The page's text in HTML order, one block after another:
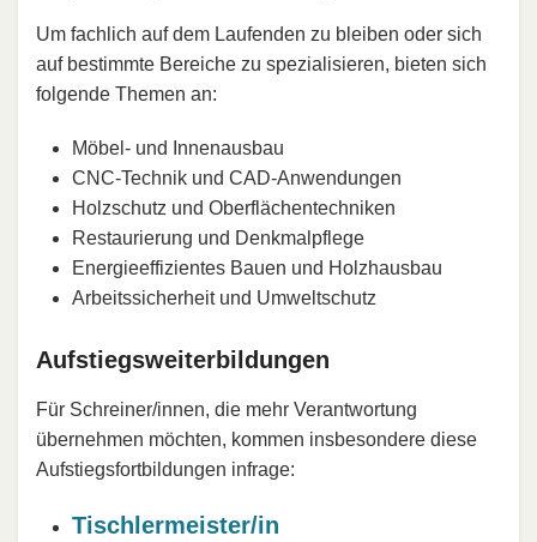
Um fachlich auf dem Laufenden zu bleiben oder sich
auf bestimmte Bereiche zu spezialisieren, bieten sich
folgende Themen an:
Möbel- und Innenausbau
CNC-Technik und CAD-Anwendungen
Holzschutz und Oberflächentechniken
Restaurierung und Denkmalpflege
Energieeffizientes Bauen und Holzhausbau
Arbeitssicherheit und Umweltschutz
Aufstiegsweiterbildungen
Für Schreiner/innen, die mehr Verantwortung
übernehmen möchten, kommen insbesondere diese
Aufstiegsfortbildungen infrage:
Tischlermeister/in